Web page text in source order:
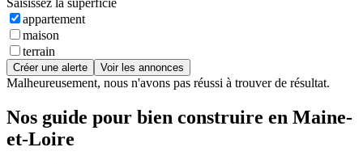
Saisissez la superficie
appartement
maison
terrain
Créer une alerte Voir les annonces
Malheureusement, nous n'avons pas réussi à trouver de résultat.
Nos guide pour bien construire en Maine-
et-Loire